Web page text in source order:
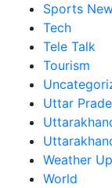
Sports
Tech
Tele Talk
Tourism
Uttar
Weather
World